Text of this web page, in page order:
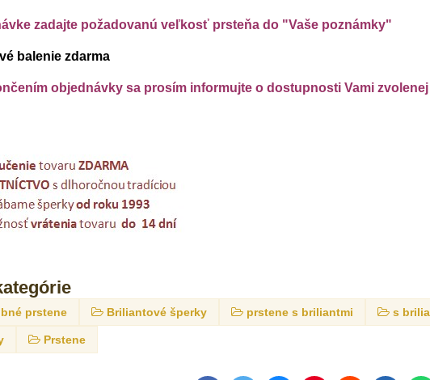
zadajte požadovanú veľkosť prsteňa do "Vaše poznámky"
balenie zdarma
objednávky sa prosím informujte o dostupnosti Vami
prstene Briliantové šperky prstene s briliantmi s
Prstene